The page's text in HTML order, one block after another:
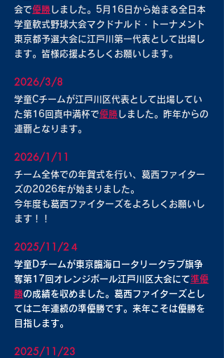
会で優勝しました。5月16日から始まる全日本
学童軟式野球大会マクドナルド・トーナメント
東京都予選大会に江戸川第一代表として出場し
ます。皆様応援よろしくお願いします。
2026/3/8
学童Cチームが江戸川区代表として出場してい
た第16回真中満杯で優勝しました。昨年からの
連覇となります。
2026/1/11
​チーム全体での年賀式を行い、葛西ファイター
ズの2026年が始まりました。
今年度も葛西ファイターズをよろしくお願いし
ます！！
2025/11/2４
学童Dチームが東京臨海ロータリークラブ旗争
奪第17回オレンジボール江戸川区大会にて準優
勝の成績を収めました。葛西ファイターズとし
ては二年連続の準優勝です。来年こそは優勝を
目指します。
2025/11/23